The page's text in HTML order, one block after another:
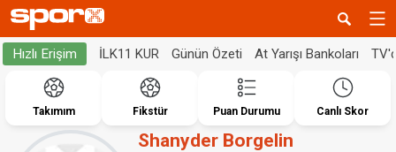
Hızlı Erişim İLK11 KUR Günün Özeti At Yarışı Bankoları
Takımım Fikstür Puan Durumu Canlı Skor
Shanyder Borgelin